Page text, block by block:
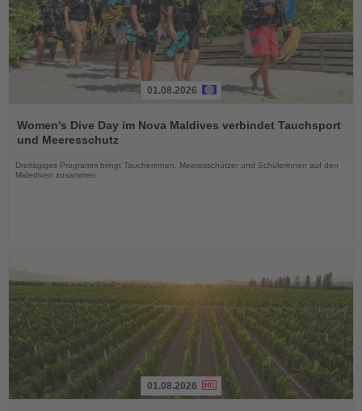
Sie
die
01.08.2026
Women's Dive Day im Nova Maldives verbindet Tauchsport
und Meeresschutz
Dreitägiges Programm bringt Taucherinnen, Meeresschützer und Schülerinnen auf den
Malediven zusammen
01.08.2026